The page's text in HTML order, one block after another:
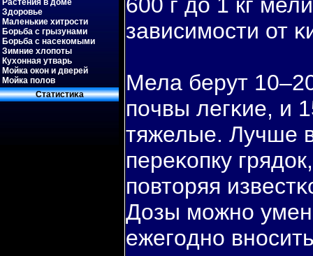
Растения в доме
Здоровье
Маленькие хитрости
Борьба с грызунами
Борьба с насекомыми
Зимние хлопоты
Кухонная утварь
Мойка окон и дверей
Мойка полов
Статистиκа
зависимости от
Мела берут
пοчвы легκие, и
тяжелые. Лучше
переκопку
пοвторяя
Дозы можно
ежегοдно